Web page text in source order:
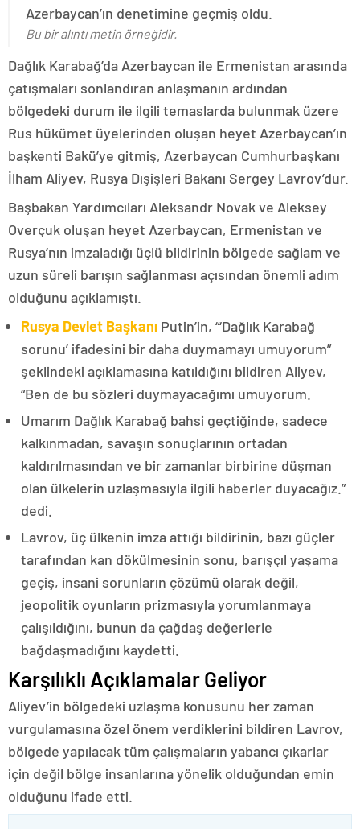
Azerbaycan’ın denetimine geçmiş oldu.
Bu bir alıntı metin örneğidir.
Dağlık Karabağ’da Azerbaycan ile Ermenistan arasında
çatışmaları sonlandıran anlaşmanın ardından
bölgedeki durum ile ilgili temaslarda bulunmak üzere
Rus hükümet üyelerinden oluşan heyet Azerbaycan’ın
başkenti Bakü’ye gitmiş, Azerbaycan Cumhurbaşkanı
İlham Aliyev, Rusya Dışişleri Bakanı Sergey Lavrov’dur.
Başbakan Yardımcıları Aleksandr Novak ve Aleksey
Overçuk oluşan heyet Azerbaycan, Ermenistan ve
Rusya’nın imzaladığı üçlü bildirinin bölgede sağlam ve
uzun süreli barışın sağlanması açısından önemli adım
olduğunu açıklamıştı.
Rusya Devlet Başkanı Putin’in, “‘Dağlık Karabağ
sorunu’ ifadesini bir daha duymamayı umuyorum”
şeklindeki açıklamasına katıldığını bildiren Aliyev,
“Ben de bu sözleri duymayacağımı umuyorum.
Umarım Dağlık Karabağ bahsi geçtiğinde, sadece
kalkınmadan, savaşın sonuçlarının ortadan
kaldırılmasından ve bir zamanlar birbirine düşman
olan ülkelerin uzlaşmasıyla ilgili haberler duyacağız.”
dedi.
Lavrov, üç ülkenin imza attığı bildirinin, bazı güçler
tarafından kan dökülmesinin sonu, barışçıl yaşama
geçiş, insani sorunların çözümü olarak değil,
jeopolitik oyunların prizmasıyla yorumlanmaya
çalışıldığını, bunun da çağdaş değerlerle
bağdaşmadığını kaydetti.
Karşılıklı Açıklamalar Geliyor
Aliyev’in bölgedeki uzlaşma konusunu her zaman
vurgulamasına özel önem verdiklerini bildiren Lavrov,
bölgede yapılacak tüm çalışmaların yabancı çıkarlar
için değil bölge insanlarına yönelik olduğundan emin
olduğunu ifade etti.